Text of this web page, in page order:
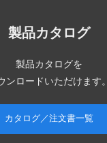
製品カタログ
製品カタログを
ンロードいただけます。
カタログ／注文書一覧